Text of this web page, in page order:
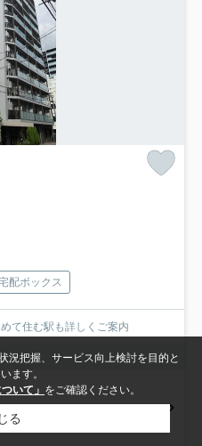
配ボックス
て住む駅も詳しくご案内
況把握、サービス向上検討を目的と
ます。
いて」 をご確認ください。
る